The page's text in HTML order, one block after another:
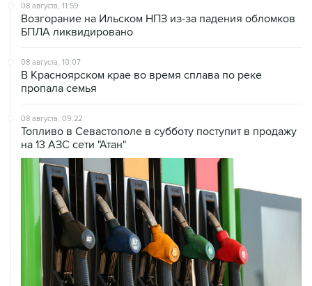
08 августа, 11:59
Возгорание на Ильском НПЗ из-за падения обломков
БПЛА ликвидировано
08 августа, 10:07
В Красноярском крае во время сплава по реке
пропала семья
08 августа, 09:22
Топливо в Севастополе в субботу поступит в продажу
на 13 АЗС сети "Атан"